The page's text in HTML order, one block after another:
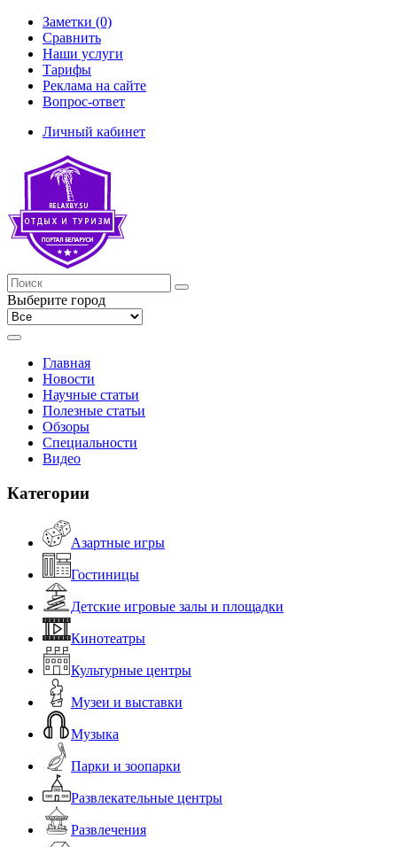
Заметки (0)
Сравнить
Наши услуги
Тарифы
Реклама на сайте
Вопрос-ответ
Личный кабинет
Выберите город
Главная
Новости
Научные статьи
Полезные статьи
Обзоры
Специальности
Видео
Категории
Азартные игры
Гостиницы
Детские игровые залы и площадки
Кинотеатры
Культурные центры
Музеи и выставки
Музыка
Парки и зоопарки
Развлекательные центры
Развлечения